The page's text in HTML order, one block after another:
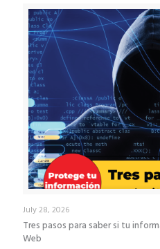
July 28, 2026
Tres pasos para saber si tu
Web